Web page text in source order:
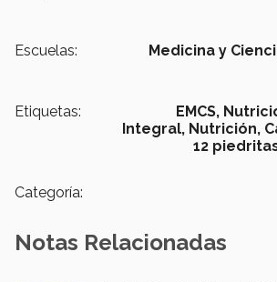
Escuelas: Medicina y
Etiquetas: EMCS,
Integral, Nutrición,
12
Categoría:
Notas Relacionadas